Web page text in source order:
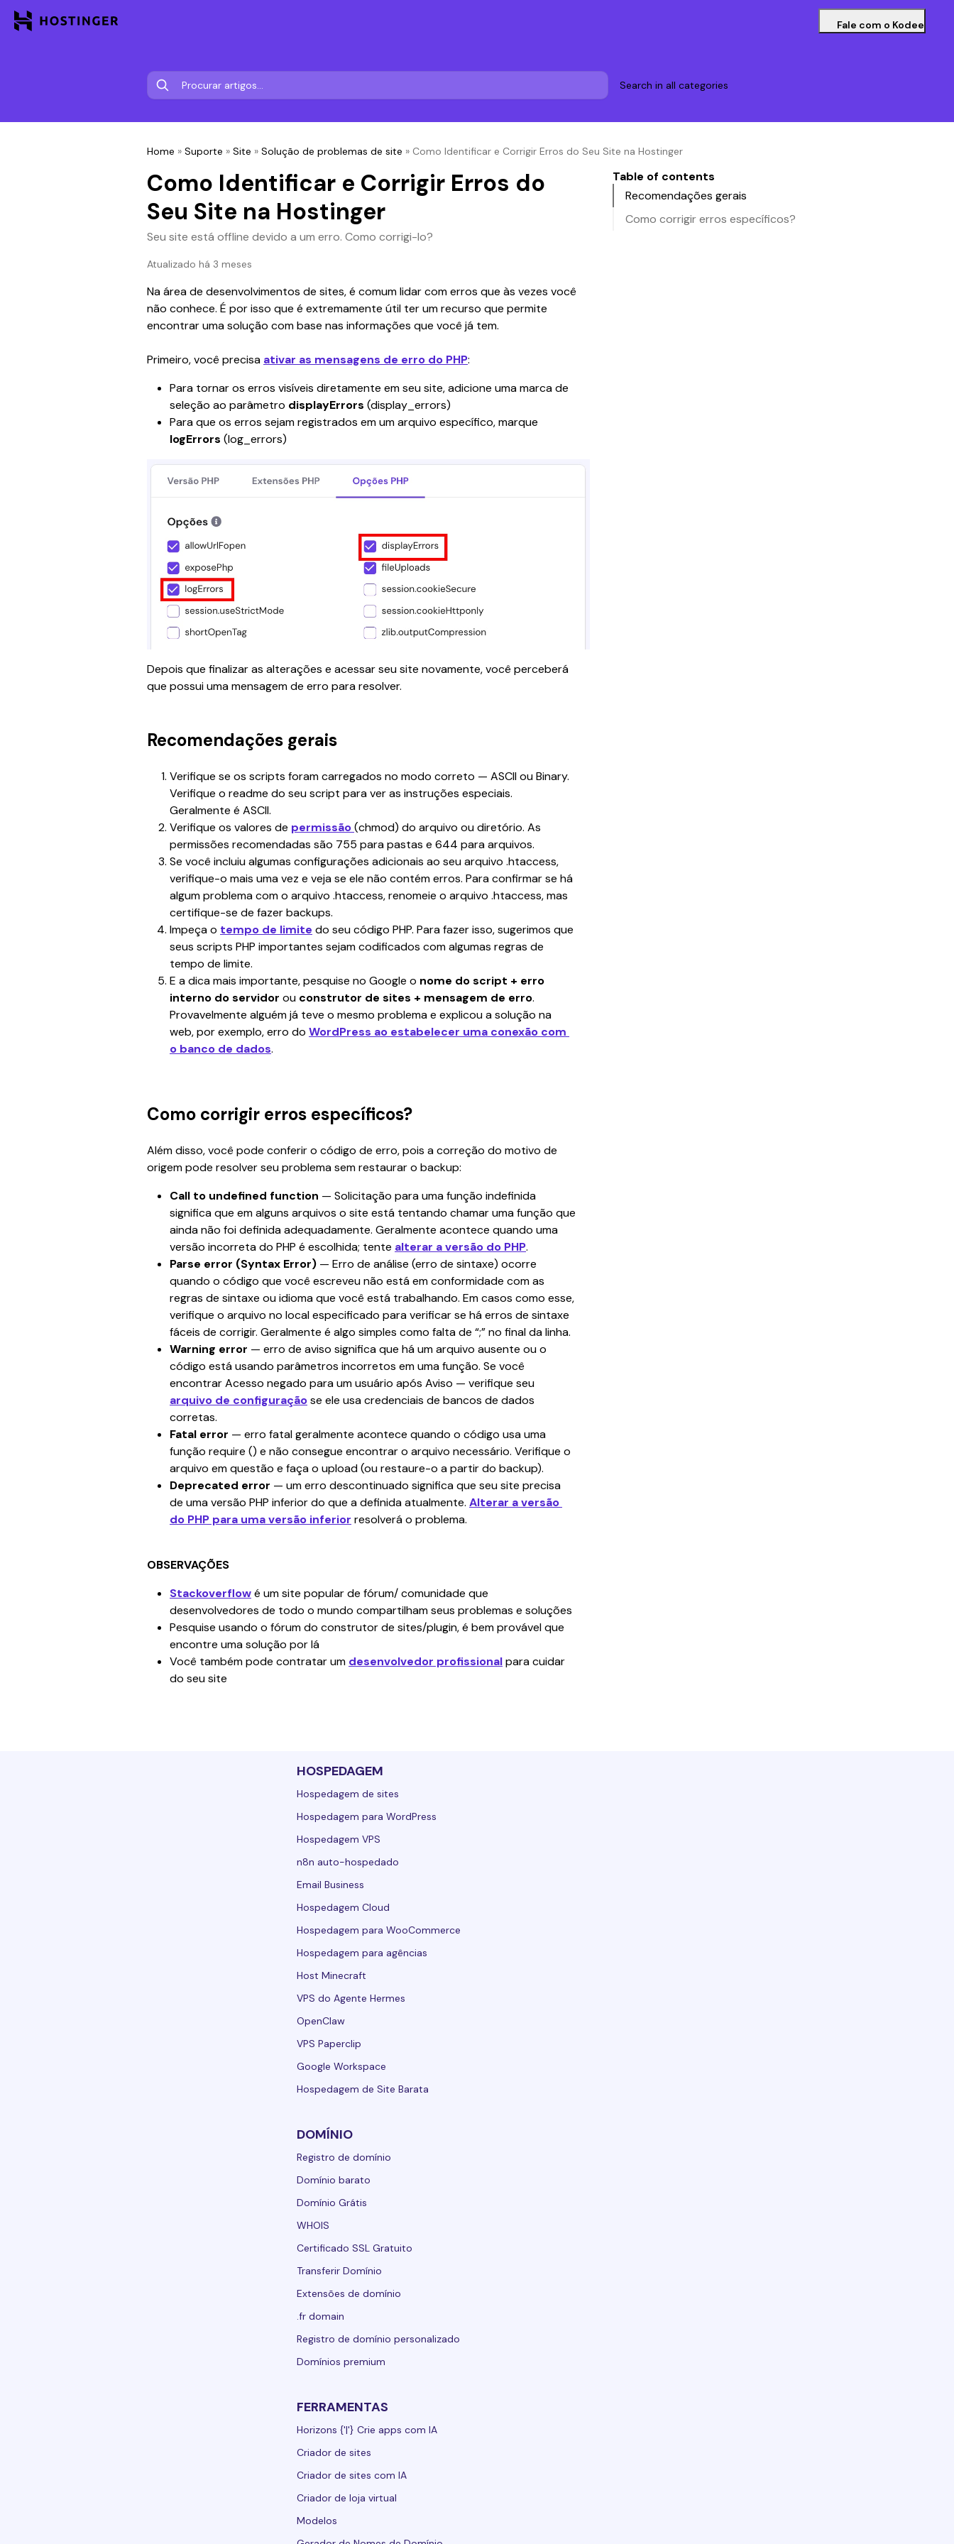
Fale com o Kodee
Search in all categories
Home » Suporte » Site » Solução de problemas de site » Como Identificar e Corrigir Erros do Seu Site na Hostinger
Como Identificar e Corrigir Erros do
Seu Site na Hostinger
Seu site está offline devido a um erro. Como corrigi-lo?
Atualizado há 3 meses
Na área de desenvolvimentos de sites, é comum lidar com erros que às vezes você
não conhece. É por isso que é extremamente útil ter um recurso que permite
encontrar uma solução com base nas informações que você já tem.
Primeiro, você precisa ativar as mensagens de erro do PHP:
Para tornar os erros visíveis diretamente em seu site, adicione uma marca de
seleção ao parâmetro displayErrors (display_errors)
Para que os erros sejam registrados em um arquivo específico, marque
logErrors (log_errors)
Depois que finalizar as alterações e acessar seu site novamente, você perceberá
que possui uma mensagem de erro para resolver.
Recomendações gerais
Verifique se os scripts foram carregados no modo correto — ASCII ou Binary.
Verifique o readme do seu script para ver as instruções especiais.
Geralmente é ASCII.
Verifique os valores de permissão (chmod) do arquivo ou diretório. As
permissões recomendadas são 755 para pastas e 644 para arquivos.
Se você incluiu algumas configurações adicionais ao seu arquivo .htaccess,
verifique-o mais uma vez e veja se ele não contém erros. Para confirmar se há
algum problema com o arquivo .htaccess, renomeie o arquivo .htaccess, mas
certifique-se de fazer backups.
Impeça o tempo de limite do seu código PHP. Para fazer isso, sugerimos que
seus scripts PHP importantes sejam codificados com algumas regras de
tempo de limite.
E a dica mais importante, pesquise no Google o nome do script + erro
interno do servidor ou construtor de sites + mensagem de erro.
Provavelmente alguém já teve o mesmo problema e explicou a solução na
web, por exemplo, erro do WordPress ao estabelecer uma conexão com
o banco de dados.
Como corrigir erros específicos?
Além disso, você pode conferir o código de erro, pois a correção do motivo de
origem pode resolver seu problema sem restaurar o backup:
Call to undefined function — Solicitação para uma função indefinida
significa que em alguns arquivos o site está tentando chamar uma função que
ainda não foi definida adequadamente. Geralmente acontece quando uma
versão incorreta do PHP é escolhida; tente alterar a versão do PHP.
Parse error (Syntax Error) — Erro de análise (erro de sintaxe) ocorre
quando o código que você escreveu não está em conformidade com as
regras de sintaxe ou idioma que você está trabalhando. Em casos como esse,
verifique o arquivo no local especificado para verificar se há erros de sintaxe
fáceis de corrigir. Geralmente é algo simples como falta de “;” no final da linha.
Warning error — erro de aviso significa que há um arquivo ausente ou o
código está usando parâmetros incorretos em uma função. Se você
encontrar Acesso negado para um usuário após Aviso — verifique seu
arquivo de configuração se ele usa credenciais de bancos de dados
corretas.
Fatal error — erro fatal geralmente acontece quando o código usa uma
função require () e não consegue encontrar o arquivo necessário. Verifique o
arquivo em questão e faça o upload (ou restaure-o a partir do backup).
Deprecated error — um erro descontinuado significa que seu site precisa
de uma versão PHP inferior do que a definida atualmente. Alterar a versão
do PHP para uma versão inferior resolverá o problema.
OBSERVAÇÕES
Stackoverflow é um site popular de fórum/ comunidade que
desenvolvedores de todo o mundo compartilham seus problemas e soluções
Pesquise usando o fórum do construtor de sites/plugin, é bem provável que
encontre uma solução por lá
Você também pode contratar um desenvolvedor profissional para cuidar
do seu site
Table of contents
Recomendações gerais
Como corrigir erros específicos?
HOSPEDAGEM
Hospedagem de sites
Hospedagem para WordPress
Hospedagem VPS
n8n auto-hospedado
Email Business
Hospedagem Cloud
Hospedagem para WooCommerce
Hospedagem para agências
Host Minecraft
VPS do Agente Hermes
OpenClaw
VPS Paperclip
Google Workspace
Hospedagem de Site Barata
DOMÍNIO
Registro de domínio
Domínio barato
Domínio Grátis
WHOIS
Certificado SSL Gratuito
Transferir Domínio
Extensões de domínio
.fr domain
Registro de domínio personalizado
Domínios premium
FERRAMENTAS
Horizons {'|'} Crie apps com IA
Criador de sites
Criador de sites com IA
Criador de loja virtual
Modelos